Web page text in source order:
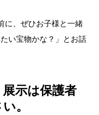
に、ぜひお子様と一緒
い宝物かな？」とお話
示は保護者
。